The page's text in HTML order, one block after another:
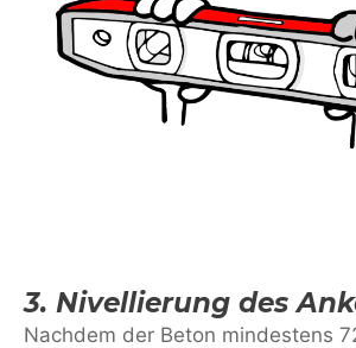
3. Nivellierung des
Nachdem der Beton mindestens